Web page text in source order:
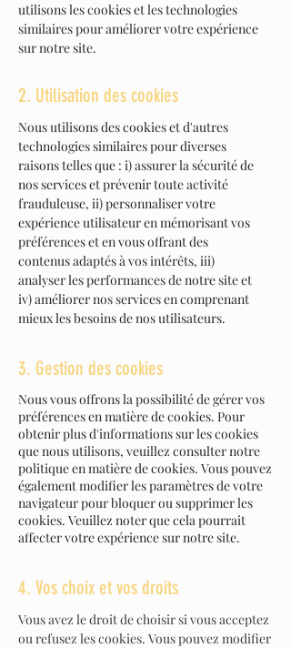
utilisons les cookies et les technologies
similaires pour améliorer votre expérience
sur notre site.
2. Utilisation des cookies
Nous utilisons des cookies et d'autres
technologies similaires pour diverses
raisons telles que : i) assurer la sécurité de
nos services et prévenir toute activité
frauduleuse, ii) personnaliser votre
expérience utilisateur en mémorisant vos
préférences et en vous offrant des
contenus adaptés à vos intérêts, iii)
analyser les performances de notre site et
iv) améliorer nos services en comprenant
mieux les besoins de nos utilisateurs.
3. Gestion des cookies
Nous vous offrons la possibilité de gérer vos
préférences en matière de cookies. Pour
obtenir plus d'informations sur les cookies
que nous utilisons, veuillez consulter notre
politique en matière de cookies. Vous pouvez
également modifier les paramètres de votre
navigateur pour bloquer ou supprimer les
cookies. Veuillez noter que cela pourrait
affecter votre expérience sur notre site.
4. Vos choix et vos droits
Vous avez le droit de choisir si vous acceptez
ou refusez les cookies. Vous pouvez modifier